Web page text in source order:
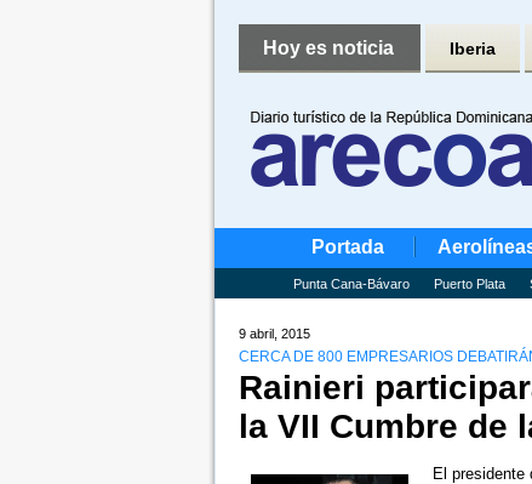
Hoy es noticia Iberia
Portada
Punta Cana-Bávaro Puerto Plata
9 abril, 2015
CERCA DE 800 EMPRESARIOS
Rainieri
la VII Cumbre de
El presidente